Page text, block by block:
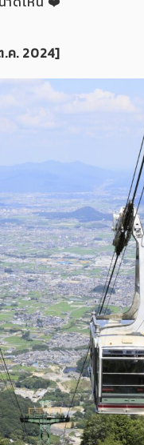
.ค. 2024]